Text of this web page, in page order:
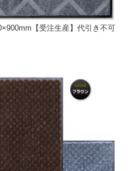
【受注生産】代引き不可